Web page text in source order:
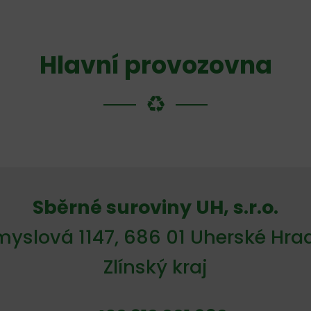
Hlavní provozovna
Sběrné suroviny UH, s.r.o.
1147, 686 01 Uherské
Zlínský kraj